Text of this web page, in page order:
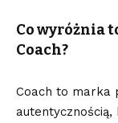
Co wyróżnia
Coach?
Coach to marka